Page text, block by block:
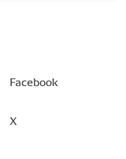
Facebook
X